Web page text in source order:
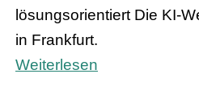
lösungsorientiert Die KI-
in Frankfurt.
Weiterlesen